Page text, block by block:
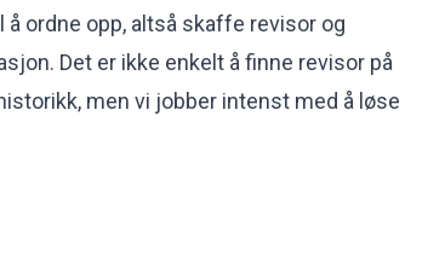
ordne opp, altså skaffe revisor og
Det er ikke enkelt å finne revisor på
men vi jobber intenst med å løse